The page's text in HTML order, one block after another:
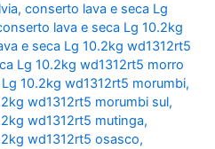
,conserto lava e seca Lg
lava e seca Lg 10.2kg
e seca Lg 10.2kg wd1312rt5
Lg 10.2kg wd1312rt5 morro
10.2kg wd1312rt5 morumbi,
wd1312rt5 morumbi sul,
wd1312rt5 mutinga,
wd1312rt5 osasco,